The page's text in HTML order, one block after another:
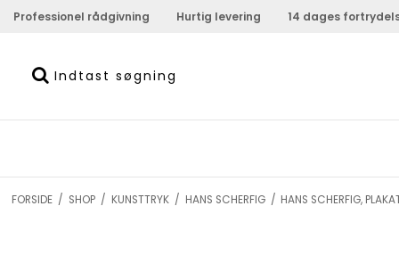
Professionel rådgivning Hurtig levering 14 dages
FORSIDE / SHOP / KUNSTTRYK / HANS SCHERFIG / HANS SCHERFIG,